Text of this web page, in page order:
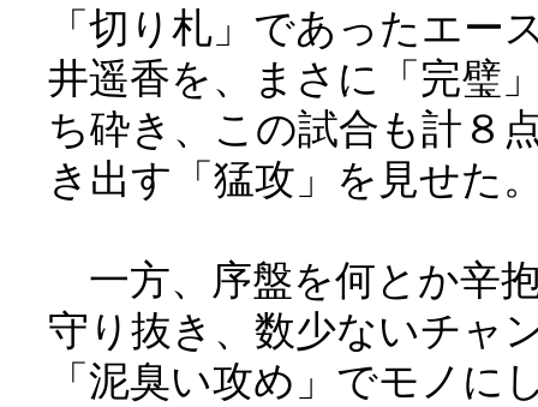
「切り札」であったエー
井遥香を、まさに「完璧
ち砕き、この試合も計８
き出す「猛攻」を見せた
一方、序盤を何とか辛
守り抜き、数少ないチャ
「泥臭い攻め」でモノに